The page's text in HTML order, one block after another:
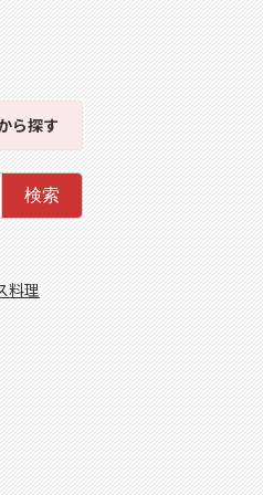
ら探す
検索
料理